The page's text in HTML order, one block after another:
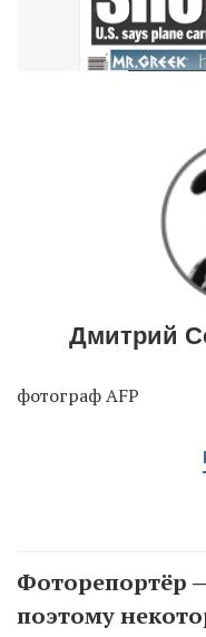
Дмитрий
фотограф AFP
Фоторепортёр
поэтому